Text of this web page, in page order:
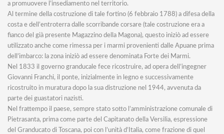
a promuovere l’insediamento nel territorio.
Al termine della costruzione di tale fortino (6 febbraio 1788) a difesa della
costa e dell’entroterra dalle scorribande corsare (tale costruzione era a
fianco del già presente Magazzino della Magona), questo iniziò ad essere
utilizzato anche come rimessa per i marmi provenienti dalle Apuane prima
dell’imbarco: la zona iniziò ad essere denominata Forte dei Marmi.
Nel 1833 il governo granducale fece ricostruire, ad opera dell’ingegner
Giovanni Franchi, il ponte, inizialmente in legno e successivamente
ricostruito in muratura dopo la sua distruzione nel 1944, avvenuta da
parte dei guastatori nazisti.
Nel frattempo il paese, sempre stato sotto l’amministrazione comunale di
Pietrasanta, prima come parte del Capitanato della Versilia, espressione
del Granducato di Toscana, poi con l’unità d’Italia, come frazione di quel